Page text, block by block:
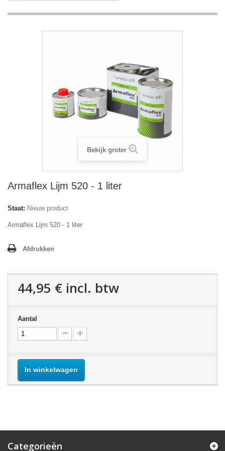
Bekijk groter
Armaflex Lijm 520 - 1 liter
Staat: Nieuw product
Armaflex Lijm 520 - 1 liter
Afdrukken
44,95 € incl. btw
Aantal
In winkelwagen
Categorieën